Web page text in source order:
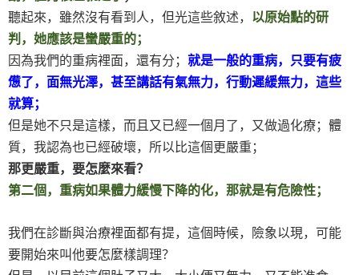
聽起來，雖然沒有看到人，但光這些敘述， 以原始點的研
判，她應該是蠻嚴重的；
因為我們的重病裡面，還有分； 就是一般的重病，只要有疲
憊了，面無光澤，甚至講話有氣無力，行動遲緩無力，這些
就算；
但是她不只是這樣，而且又已經一個月了，又做過化療；體
質，我認為也已經破壞，所以比這個更嚴重；
那更嚴重，要怎麼來看？
第二個，重病如果體力緩慢下降的化，那就是有危險性；
我們在診斷與治療裡面都有提，這個時候，險象以現，可能
要開始來叫他要怎麼樣調理？